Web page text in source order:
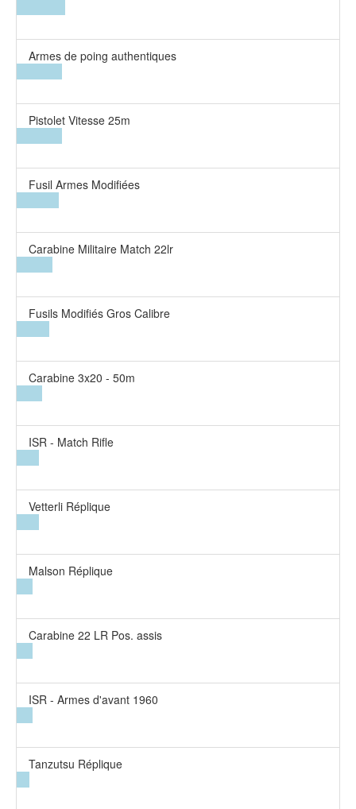
Armes de poing authentiques
Pistolet Vitesse 25m
Fusil Armes Modifiées
Carabine Militaire Match 22lr
Fusils Modifiés Gros Calibre
Carabine 3x20 - 50m
ISR - Match Rifle
Vetterli Réplique
Malson Réplique
Carabine 22 LR Pos. assis
ISR - Armes d'avant 1960
Tanzutsu Réplique